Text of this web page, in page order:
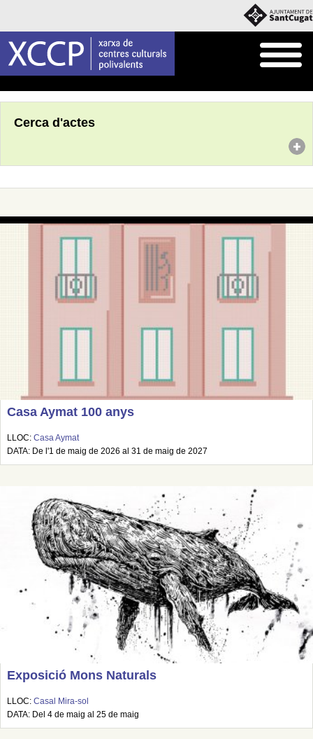
Cerca d'actes
Casa Aymat 100 anys
LLOC: Casa Aymat
DATA: De l'1 de maig de 2026 al 31 de maig de 2027
Exposició Mons Naturals
LLOC: Casal Mira-sol
DATA: Del 4 de maig al 25 de maig